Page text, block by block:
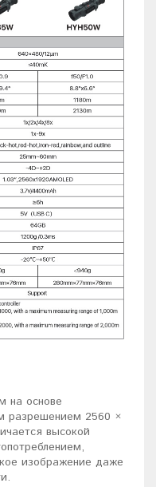
на основе
разрешением 2560 ×
высокой
изображение даже